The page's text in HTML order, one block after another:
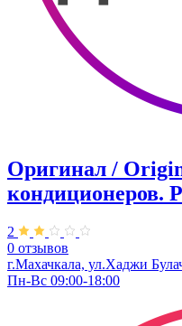
Оригинал /
кондиционеров.
2
0 отзывов
г.Махачкала, ул.Хаджи
Пн-Вс 09:00-18:00